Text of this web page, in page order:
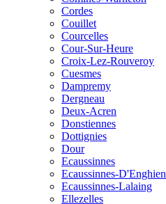
Cordes
Couillet
Courcelles
Cour-Sur-Heure
Croix-Lez-Rouveroy
Cuesmes
Dampremy
Dergneau
Deux-Acren
Donstiennes
Dottignies
Dour
Ecaussinnes
Ecaussinnes-D'Enghien
Ecaussinnes-Lalaing
Ellezelles